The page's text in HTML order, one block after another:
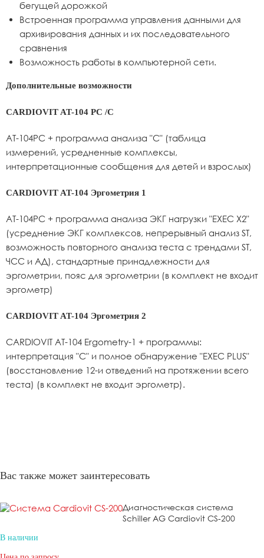
бегущей дорожкой
Встроенная программа управления данными для
архивирования данных и их последовательного
сравнения
Возможность работы в компьютерной сети.
Дополнительные возможности
CARDIOVIT AT-104 PС /C
АТ-104PC + программа анализа "С" (таблица
измерений, усредненные комплексы,
интерпретационные сообщения для детей и взрослых)
CARDIOVIT AT-104 Эргометрия 1
АТ-104PC + программа анализа ЭКГ нагрузки "EXEC X2"
(усреднение ЭКГ комплексов, непрерывный анализ ST,
возможность повторного анализа теста с трендами ST,
ЧСС и АД), стандартные принадлежности для
эргометрии, пояс для эргометрии (в комплект не входит
эргометр)
CARDIOVIT AT-104 Эргометрия 2
CARDIOVIT АТ-104 Ergometry-1 + программы:
интерпретация "С" и полное обнаружение "EXEC PLUS"
(восстановление 12-и отведений на протяжении всего
теста) (в комплект не входит эргометр).
Вас также может заинтересовать
Диагностическая система
Schiller AG Cardiovit CS-200
В наличии